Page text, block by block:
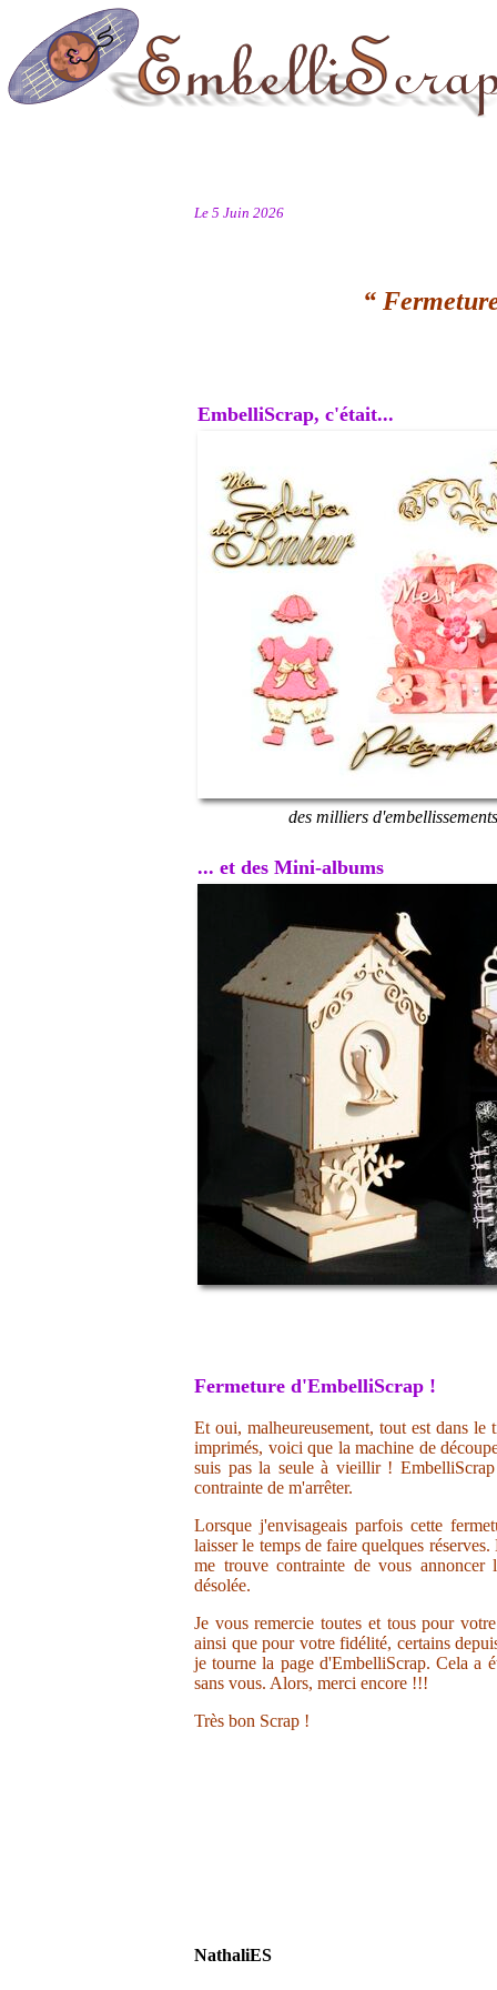
Le 5 Juin 2026
“
EmbelliScrap, c'était...
des milliers
... et des Mini-albums
Fermeture d'EmbelliScrap !
Et oui, malheureusement, tout est dans
imprimés, voici que la machine de
suis pas la seule à vieillir !
contrainte de m'arrêter.
Lorsque j'envisageais parfois cette
laisser le temps de faire quelques
me trouve contrainte de vous annoncer
désolée.
Je vous remercie toutes et tous pour
ainsi que pour votre fidélité, certains
je tourne la page d'EmbelliScrap. Cela a
sans vous. Alors, merci encore !!!
Très bon Scrap !
NathaliES